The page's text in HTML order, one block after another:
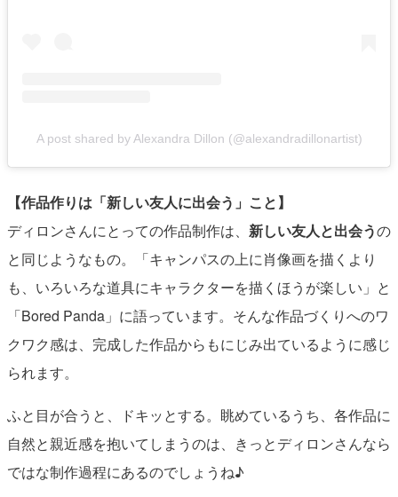
A post shared by Alexandra Dillon (@alexandradillonartist)
【作品作りは「新しい友人に出会う」こと】
ディロンさんにとっての作品制作は、 新しい友人と出会うの
と同じようなもの。「キャンパスの上に肖像画を描くより
も、いろいろな道具にキャラクターを描くほうが楽しい」と
「Bored Panda」に語っています。そんな作品づくりへのワ
クワク感は、完成した作品からもにじみ出ているように感じ
られます。
ふと目が合うと、ドキッとする。眺めているうち、各作品に
自然と親近感を抱いてしまうのは、きっとディロンさんなら
ではな制作過程にあるのでしょうね♪